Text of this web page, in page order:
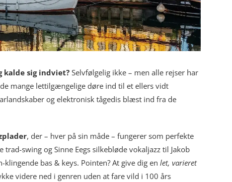
kalde sig indviet?Selvfølgelig ikke – men alle rejser har
mange lettilgængelige døre ind til et ellers vidt
og elektronisk tågedis blæst ind fra de
, der – hver på sin måde – fungerer som perfekte
swing og Sinne Eegs silkebløde vokaljazz til Jakob
bas & keys. Pointen? At give dig en let, varieret
videre ned i genren uden at fare vild i 100 års